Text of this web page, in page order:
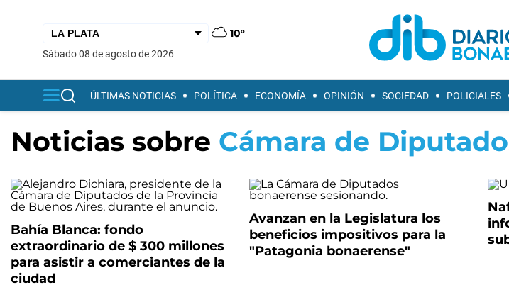
10°
sábado 08 de agosto de 2026
ÚLTIMAS NOTICIAS POLÍTICA ECONOMÍA OPINIÓN SOCIEDAD POLICIALES
Noticias sobre Cámara de
Bahía Blanca: fondo
extraordinario de $ 300 millones
para asistir a comerciantes de la
ciudad
Avanzan en la Legislatura los
beneficios impositivos para la
"Patagonia bonaerense"